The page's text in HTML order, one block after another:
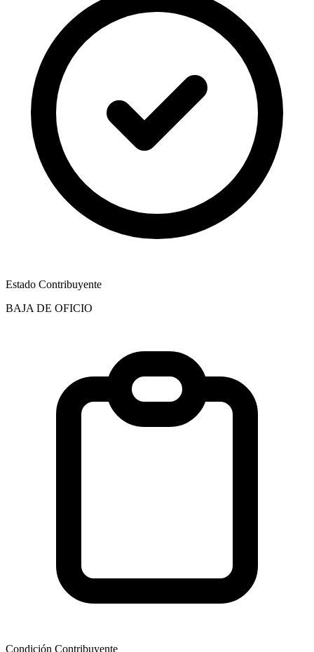
Estado Contribuyente
BAJA DE OFICIO
Condición Contribuyente